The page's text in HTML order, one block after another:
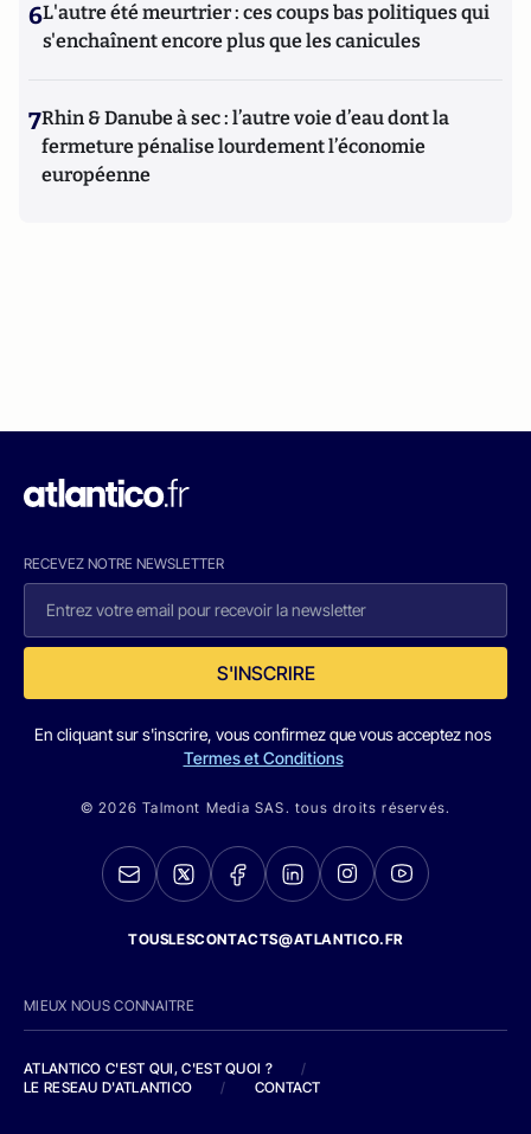
6L'autre été meurtrier : ces coups bas politiques qui
s'enchaînent encore plus que les canicules
7Rhin & Danube à sec : l’autre voie d’eau dont la
fermeture pénalise lourdement l’économie
européenne
RECEVEZ NOTRE NEWSLETTER
S'INSCRIRE
En cliquant sur s'inscrire, vous confirmez que vous acceptez nos
Termes et Conditions
© 2026 Talmont Media SAS. tous droits réservés.
TOUSLESCONTACTS@ATLANTICO.FR
MIEUX NOUS CONNAITRE
ATLANTICO C'EST QUI, C'EST QUOI ?
/
LE RESEAU D'ATLANTICO
/ CONTACT